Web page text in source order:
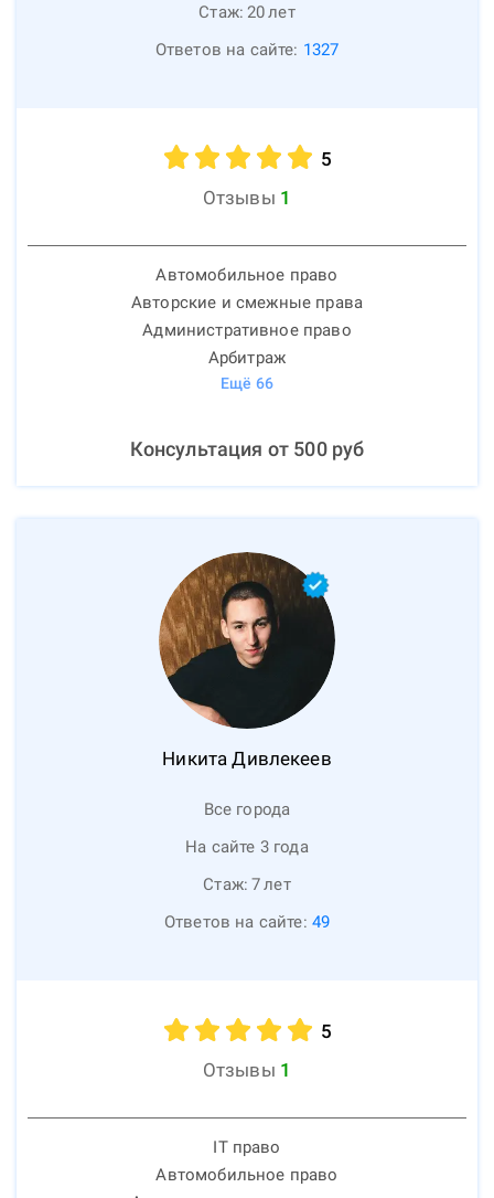
Стаж: 20лет
Ответов на сайте: 1327
5
Отзывы 1
Автомобильное право
Авторские и смежные права
Административное право
Арбитраж
Ещё 66
Консультация от 500руб
Никита Дивлекеев
Все города
На сайте 3 года
Стаж: 7лет
Ответов на сайте: 49
5
Отзывы 1
IT право
Автомобильное право